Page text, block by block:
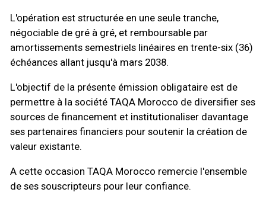
L'opération est structurée en une seule tranche,
négociable de gré à gré, et remboursable par
amortissements semestriels linéaires en trente-six (36)
échéances allant jusqu'à mars 2038.
L'objectif de la présente émission obligataire est de
permettre à la société TAQA Morocco de diversifier ses
sources de financement et institutionaliser davantage
ses partenaires financiers pour soutenir la création de
valeur existante.
A cette occasion TAQA Morocco remercie l'ensemble
de ses souscripteurs pour leur confiance.